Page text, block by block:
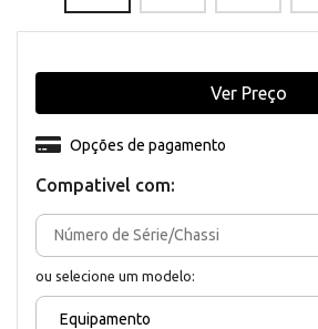
Compativel com:
ou selecione um modelo:
Equipamento
Opções de pagamento
Ver Preço